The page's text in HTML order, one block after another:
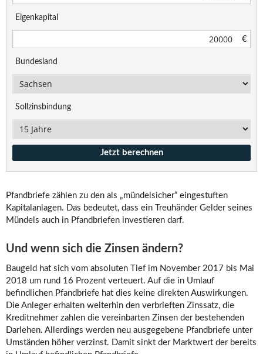
Eigenkapital
€
Bundesland
Sollzinsbindung
Pfandbriefe zählen zu den als „mündelsicher“ eingestuften
Kapitalanlagen. Das bedeutet, dass ein Treuhänder Gelder seines
Mündels auch in Pfandbriefen investieren darf.
Und wenn sich die Zinsen ändern?
Baugeld hat sich vom absoluten Tief im November 2017 bis Mai
2018 um rund 16 Prozent verteuert. Auf die in Umlauf
befindlichen Pfandbriefe hat dies keine direkten Auswirkungen.
Die Anleger erhalten weiterhin den verbrieften Zinssatz, die
Kreditnehmer zahlen die vereinbarten Zinsen der bestehenden
Darlehen. Allerdings werden neu ausgegebene Pfandbriefe unter
Umständen höher verzinst. Damit sinkt der Marktwert der bereits